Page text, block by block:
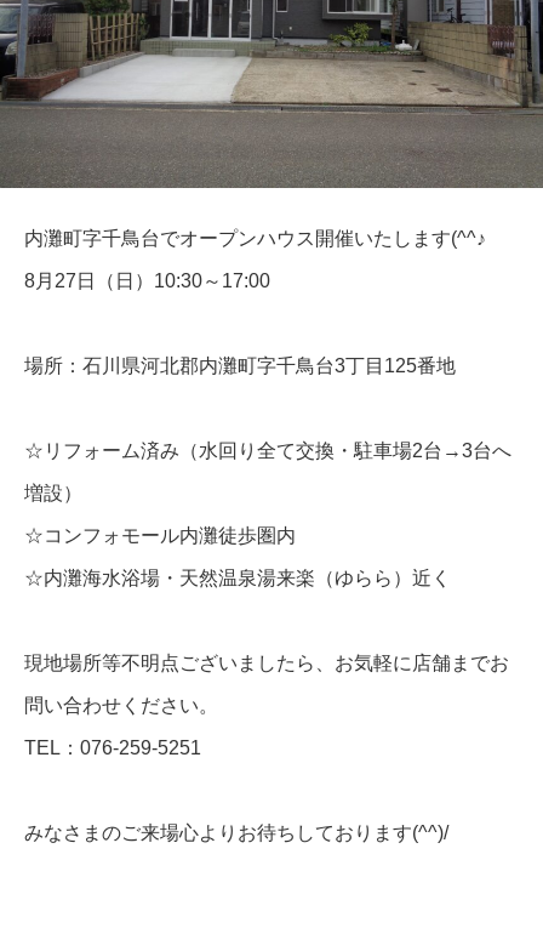
内灘町字千鳥台でオープンハウス開催いたします(^^♪
8月27日（日）10:30～17:00
場所：石川県河北郡内灘町字千鳥台3丁目125番地
☆リフォーム済み（水回り全て交換・駐車場2台→3台へ
増設）
☆コンフォモール内灘徒歩圏内
☆内灘海水浴場・天然温泉湯来楽（ゆらら）近く
現地場所等不明点ございましたら、お気軽に店舗までお
問い合わせください。
TEL：076-259-5251
みなさまのご来場心よりお待ちしております(^^)/